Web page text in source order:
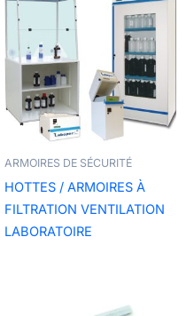
ARMOIRES DE SÉCURITÉ
HOTTES / ARMOIRES À
FILTRATION VENTILATION
LABORATOIRE